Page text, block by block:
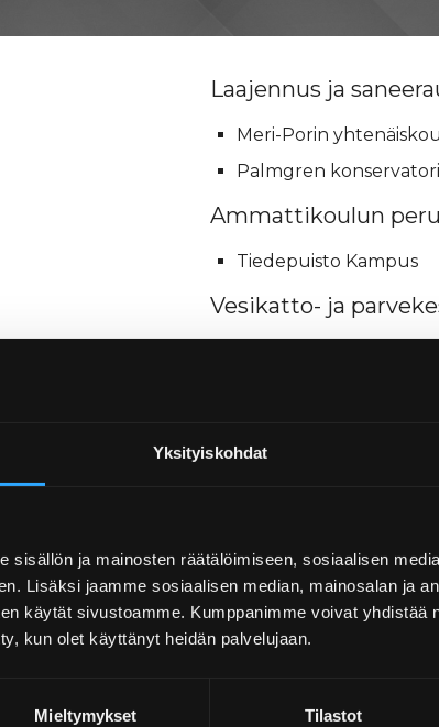
Yksityiskohdat
sisällön ja mainosten räätälöimiseen, sosiaalisen
Lisäksi jaamme sosiaalisen median, mainosalan ja
käytät sivustoamme. Kumppanimme voivat yhdistää
kun olet käyttänyt heidän palvelujaan.
Mieltymykset Tilastot
Laajennus ja
Meri-Porin
Palmgren
Ammattikoulun
Tiedepuisto Kampus
Vesikatto- ja
Renor Oy